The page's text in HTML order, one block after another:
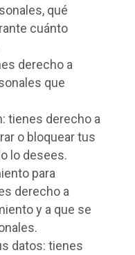
qué
cuánto
derecho a
que
tienes derecho a
o bloquear tus
lo desees.
para
derecho a
y a que se
datos: tienes